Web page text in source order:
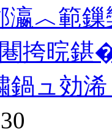
瀛︿範
挎晥鍖
鍋ュ効